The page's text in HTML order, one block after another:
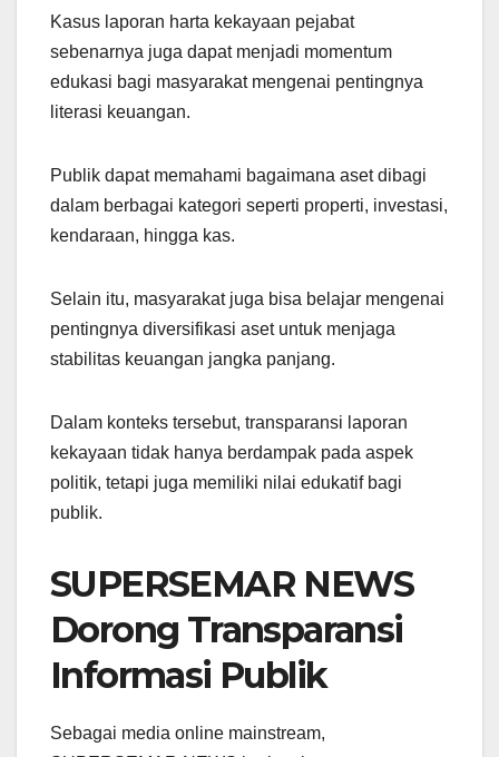
Kasus laporan harta kekayaan pejabat
sebenarnya juga dapat menjadi momentum
edukasi bagi masyarakat mengenai pentingnya
literasi keuangan.
Publik dapat memahami bagaimana aset dibagi
dalam berbagai kategori seperti properti, investasi,
kendaraan, hingga kas.
Selain itu, masyarakat juga bisa belajar mengenai
pentingnya diversifikasi aset untuk menjaga
stabilitas keuangan jangka panjang.
Dalam konteks tersebut, transparansi laporan
kekayaan tidak hanya berdampak pada aspek
politik, tetapi juga memiliki nilai edukatif bagi
publik.
SUPERSEMAR NEWS
Dorong Transparansi
Informasi Publik
Sebagai media online mainstream,